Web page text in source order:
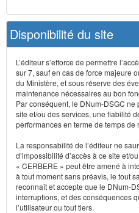
Disponibilité du site
L’éditeur s’efforce de permettre
sur 7, sauf en cas de force majeure
du Ministère, et sous réserve des
maintenance nécessaires au bon
Par conséquent, le DNum-DSGC
site et/ou des services, une fiabilité
performances en terme de temps de
La responsabilité de l’éditeur ne
d’impossibilité d’accès à ce site et/
« CERBERE » peut être amené à
à tout moment sans préavis, le tout
reconnaît et accepte que le DNum-
interruptions, et des conséquences
l’utilisateur ou tout tiers.